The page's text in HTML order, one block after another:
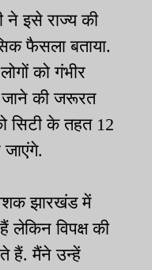
ने इसे राज्य की
फैसला बताया.
को गंभीर
जाने की जरूरत
सिटी के तहत 12
झारखंड में
विपक्ष की
हैं. मैंने उन्हें